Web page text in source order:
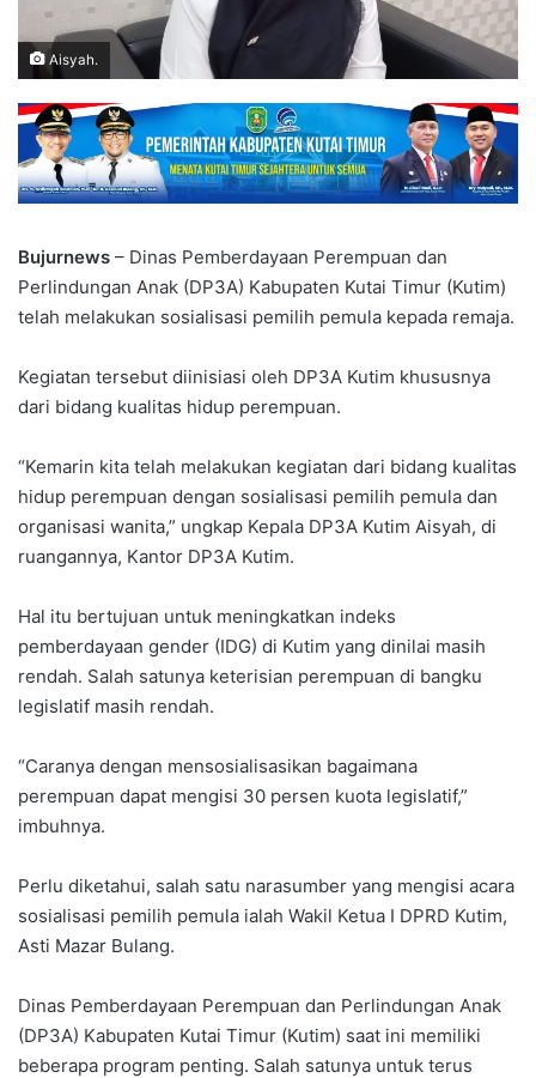
Aisyah.
Bujurnews – Dinas Pemberdayaan Perempuan dan
Perlindungan Anak (DP3A) Kabupaten Kutai Timur (Kutim)
telah melakukan sosialisasi pemilih pemula kepada remaja.
Kegiatan tersebut diinisiasi oleh DP3A Kutim khususnya
dari bidang kualitas hidup perempuan.
“Kemarin kita telah melakukan kegiatan dari bidang kualitas
hidup perempuan dengan sosialisasi pemilih pemula dan
organisasi wanita,” ungkap Kepala DP3A Kutim Aisyah, di
ruangannya, Kantor DP3A Kutim.
Hal itu bertujuan untuk meningkatkan indeks
pemberdayaan gender (IDG) di Kutim yang dinilai masih
rendah. Salah satunya keterisian perempuan di bangku
legislatif masih rendah.
“Caranya dengan mensosialisasikan bagaimana
perempuan dapat mengisi 30 persen kuota legislatif,”
imbuhnya.
Perlu diketahui, salah satu narasumber yang mengisi acara
sosialisasi pemilih pemula ialah Wakil Ketua I DPRD Kutim,
Asti Mazar Bulang.
Dinas Pemberdayaan Perempuan dan Perlindungan Anak
(DP3A) Kabupaten Kutai Timur (Kutim) saat ini memiliki
beberapa program penting. Salah satunya untuk terus